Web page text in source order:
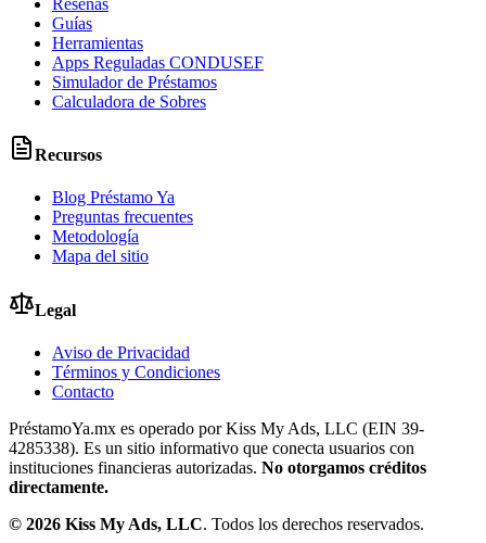
Guías
Herramientas
Apps Reguladas CONDUSEF
Simulador de Préstamos
Calculadora de Sobres
Recursos
Blog Préstamo Ya
Preguntas frecuentes
Metodología
Mapa del sitio
Legal
Aviso de Privacidad
Términos y Condiciones
Contacto
PréstamoYa.mx es operado por Kiss My Ads, LLC (EIN 39-
4285338). Es un sitio informativo que conecta usuarios con
instituciones financieras autorizadas. No otorgamos créditos
directamente.
© 2026 Kiss My Ads, LLC. Todos los derechos reservados.